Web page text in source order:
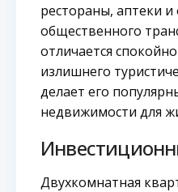
рестораны, аптеки и
общественного
отличается
излишнего
делает его
недвижимости для
Двухкомнатная